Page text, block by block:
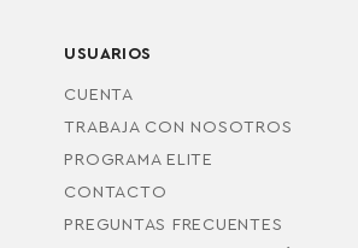
USUARIOS
CUENTA
TRABAJA CON NOSOTROS
PROGRAMA ELITE
CONTACTO
PREGUNTAS FRECUENTES